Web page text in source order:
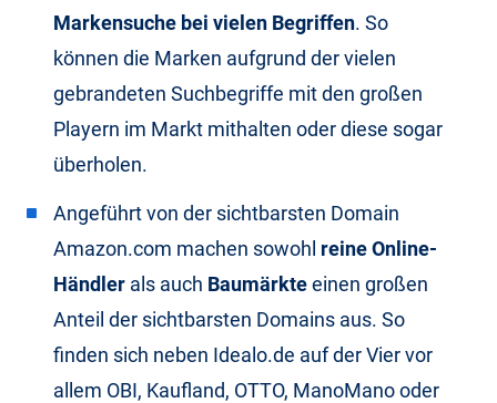
Markensuche bei vielen Begriffen. So
können die Marken aufgrund der vielen
gebrandeten Suchbegriffe mit den großen
Playern im Markt mithalten oder diese sogar
überholen.
Angeführt von der sichtbarsten Domain
Amazon.com machen sowohl reine Online-
Händler als auch Baumärkteeinen großen
Anteil der sichtbarsten Domains aus. So
finden sich neben Idealo.de auf der Vier vor
allem OBI, Kaufland, OTTO, ManoMano oder